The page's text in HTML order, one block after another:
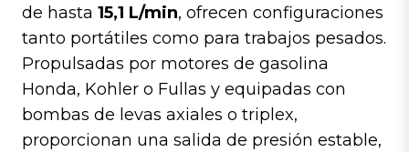
de hasta 15,1 L/min, ofrecen configuraciones
tanto portátiles como para trabajos pesados.
Propulsadas por motores de gasolina
Honda, Kohler o Fullas y equipadas con
bombas de levas axiales o triplex,
proporcionan una salida de presión estable,